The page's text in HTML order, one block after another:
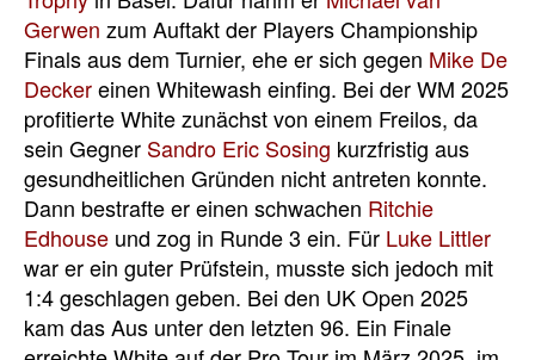
Gerwen zum Auftakt der Players Championship
Finals aus dem Turnier, ehe er sich gegen Mike De
Deckereinen Whitewash einfing. Bei der WM 2025
profitierte White zunächst von einem Freilos, da
sein Gegner Sandro Eric Sosing kurzfristig aus
gesundheitlichen Gründen nicht antreten konnte.
Dann bestrafte er einen schwachen Ritchie
Edhouse und zog in Runde 3 ein. Für Luke Littler
war er ein guter Prüfstein, musste sich jedoch mit
1:4 geschlagen geben. Bei den UK Open 2025
kam das Aus unter den letzten 96. Ein Finale